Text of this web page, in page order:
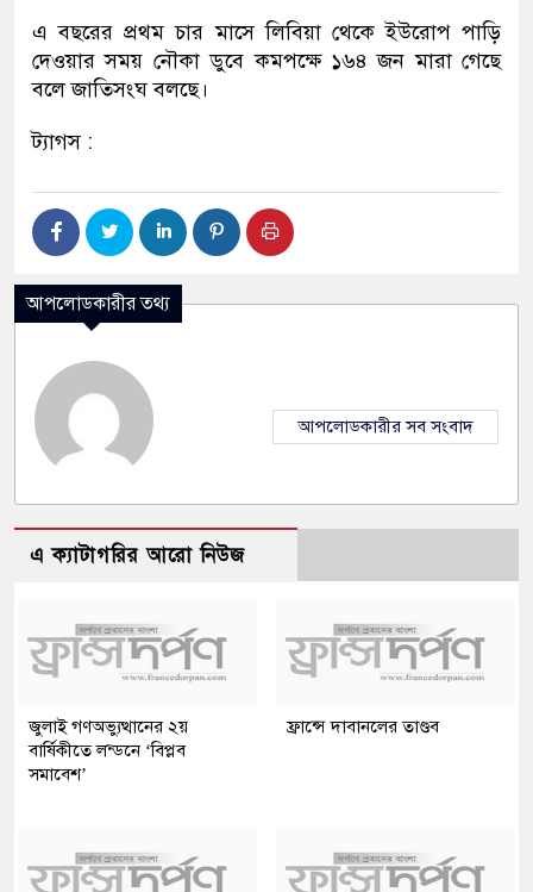
এ বছরের প্রথম চার মাসে লিবিয়া থেকে ইউরোপ পাড়ি
দেওয়ার সময় নৌকা ডুবে কমপক্ষে ১৬৪ জন মারা গেছে
বলে জাতিসংঘ বলছে।
ট্যাগস :
আপলোডকারীর তথ্য
আপলোডকারীর সব সংবাদ
এ ক্যাটাগরির আরো নিউজ
জুলাই গণঅভ্যুত্থানের ২য়
বার্ষিকীতে লন্ডনে ‘বিপ্লব
সমাবেশ’
ফ্রান্সে দাবানলের তাণ্ডব